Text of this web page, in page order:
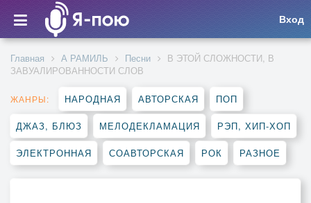
Вход
Главная А РАМИЛЬ Песни
В ЭТОЙ СЛОЖНОСТИ, В
ЗАВУАЛИРОВАННОСТИ СЛОВ
ЖАНРЫ: НАРОДНАЯ АВТОРСКАЯ ПОП
ДЖАЗ, БЛЮЗ МЕЛОДЕКЛАМАЦИЯ РЭП, ХИП-ХОП
ЭЛЕКТРОННАЯ СОАВТОРСКАЯ РОК РАЗНОЕ